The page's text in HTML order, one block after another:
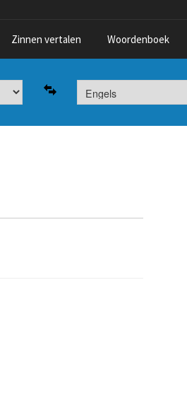
Zinnen vertalen Woordenboek